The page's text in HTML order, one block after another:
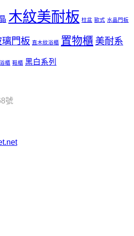
木紋美耐板 柱盆 歐式 水晶門板
璃門板 直木紋浴櫃 置物櫃 美耐系
櫃 鞋櫃 黑白系列
號